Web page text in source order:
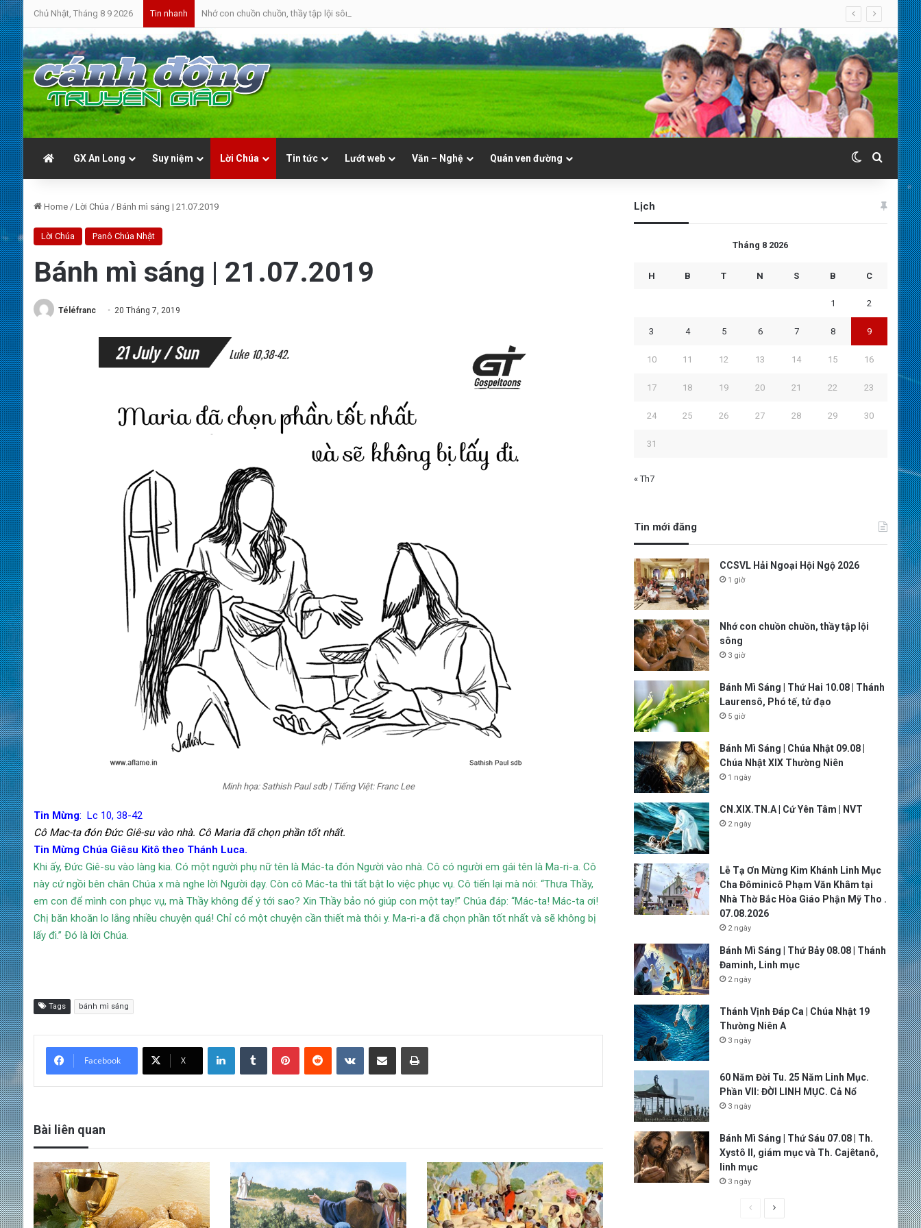
Chủ Nhật, Tháng 8 9 2026 Tin nhanh Nhớ con chuồn chuồn, thầy tập lội sông
GX An Long Suy niệm Lời Chúa Tin tức Lướt web Văn – Nghệ Quán ven đường Switch skin
Search
Home / Lời Chúa / Bánh mì sáng | 21.07.2019
Lời Chúa Panô Chúa Nhật
Bánh mì sáng | 21.07.2019
Téléfranc 20 Tháng 7, 2019
Minh họa: Sathish Paul sdb | Tiếng Việt: Franc Lee
Tin Mừng: Lc 10, 38-42
Cô Mac-ta đón Đức Giê-su vào nhà. Cô Maria đã chọn phần tốt nhất.
Tin Mừng Chúa Giêsu Kitô theo Thánh Luca.
Khi ấy, Đức Giê-su vào làng kia. Có một người phụ nữ tên là Mác-ta đón Người vào nhà. Cô có người em gái tên là Ma-ri-a. Cô
này cứ ngồi bên chân Chúa x mà nghe lời Người dạy. Còn cô Mác-ta thì tất bật lo việc phục vụ. Cô tiến lại mà nói: “Thưa Thầy,
em con để mình con phục vụ, mà Thầy không để ý tới sao? Xin Thầy bảo nó giúp con một tay!” Chúa đáp: “Mác-ta! Mác-ta ơi!
Chị băn khoăn lo lắng nhiều chuyện quá! Chỉ có một chuyện cần thiết mà thôi y. Ma-ri-a đã chọn phần tốt nhất và sẽ không bị
lấy đi.” Ðó là lời Chúa.
Tags bánh mì sáng
Facebook X
LinkedIn Tumblr Pinterest Reddit VKontakte Share via Email Print
Bài liên quan
Lịch
Tháng 8 2026
H B T N S B C
1 2
3 4 5 6 7 8 9
10 11 12 13 14 15 16
17 18 19 20 21 22 23
24 25 26 27 28 29 30
31
« Th7
Tin mới đăng
CCSVL Hải Ngoại Hội Ngộ 2026
1 giờ
Nhớ con chuồn chuồn, thầy tập lội
sông
3 giờ
Bánh Mì Sáng | Thứ Hai 10.08 | Thánh
Laurensô, Phó tế, tử đạo
5 giờ
Bánh Mì Sáng | Chúa Nhật 09.08 |
Chúa Nhật XIX Thường Niên
1 ngày
CN.XIX.TN.A | Cứ Yên Tâm | NVT
2 ngày
Lễ Tạ Ơn Mừng Kim Khánh Linh Mục
Cha Đôminicô Phạm Văn Khâm tại
Nhà Thờ Bắc Hòa Giáo Phận Mỹ Tho .
07.08.2026
2 ngày
Bánh Mì Sáng | Thứ Bảy 08.08 | Thánh
Đaminh, Linh mục
2 ngày
Thánh Vịnh Đáp Ca | Chúa Nhật 19
Thường Niên A
3 ngày
60 Năm Đời Tu. 25 Năm Linh Mục.
Phần VII: ĐỜI LINH MỤC. Cả Nổ
3 ngày
Bánh Mì Sáng | Thứ Sáu 07.08 | Th.
Xystô II, giám mục và Th. Cajêtanô,
linh mục
3 ngày